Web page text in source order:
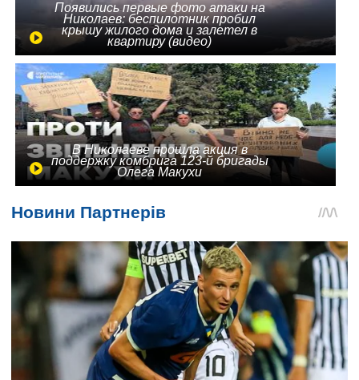
Появились первые фото атаки на
Николаев: беспилотник пробил
крышу жилого дома и залетел в
квартиру (видео)
В Николаеве прошла акция в
поддержку комбрига 123-й бригады
Олега Макухи